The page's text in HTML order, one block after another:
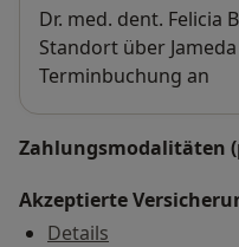
Verfügbarkeit
Dr. med. dent. Felicia
Standort über
Terminbuchung an
Zahlungsmodalitäten
Akzeptierte
Details